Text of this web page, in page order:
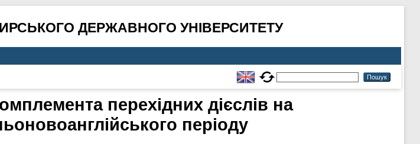
ДЕРЖАВНОГО УНІВЕРСИТЕТУ
перехідних дієслів на
періоду